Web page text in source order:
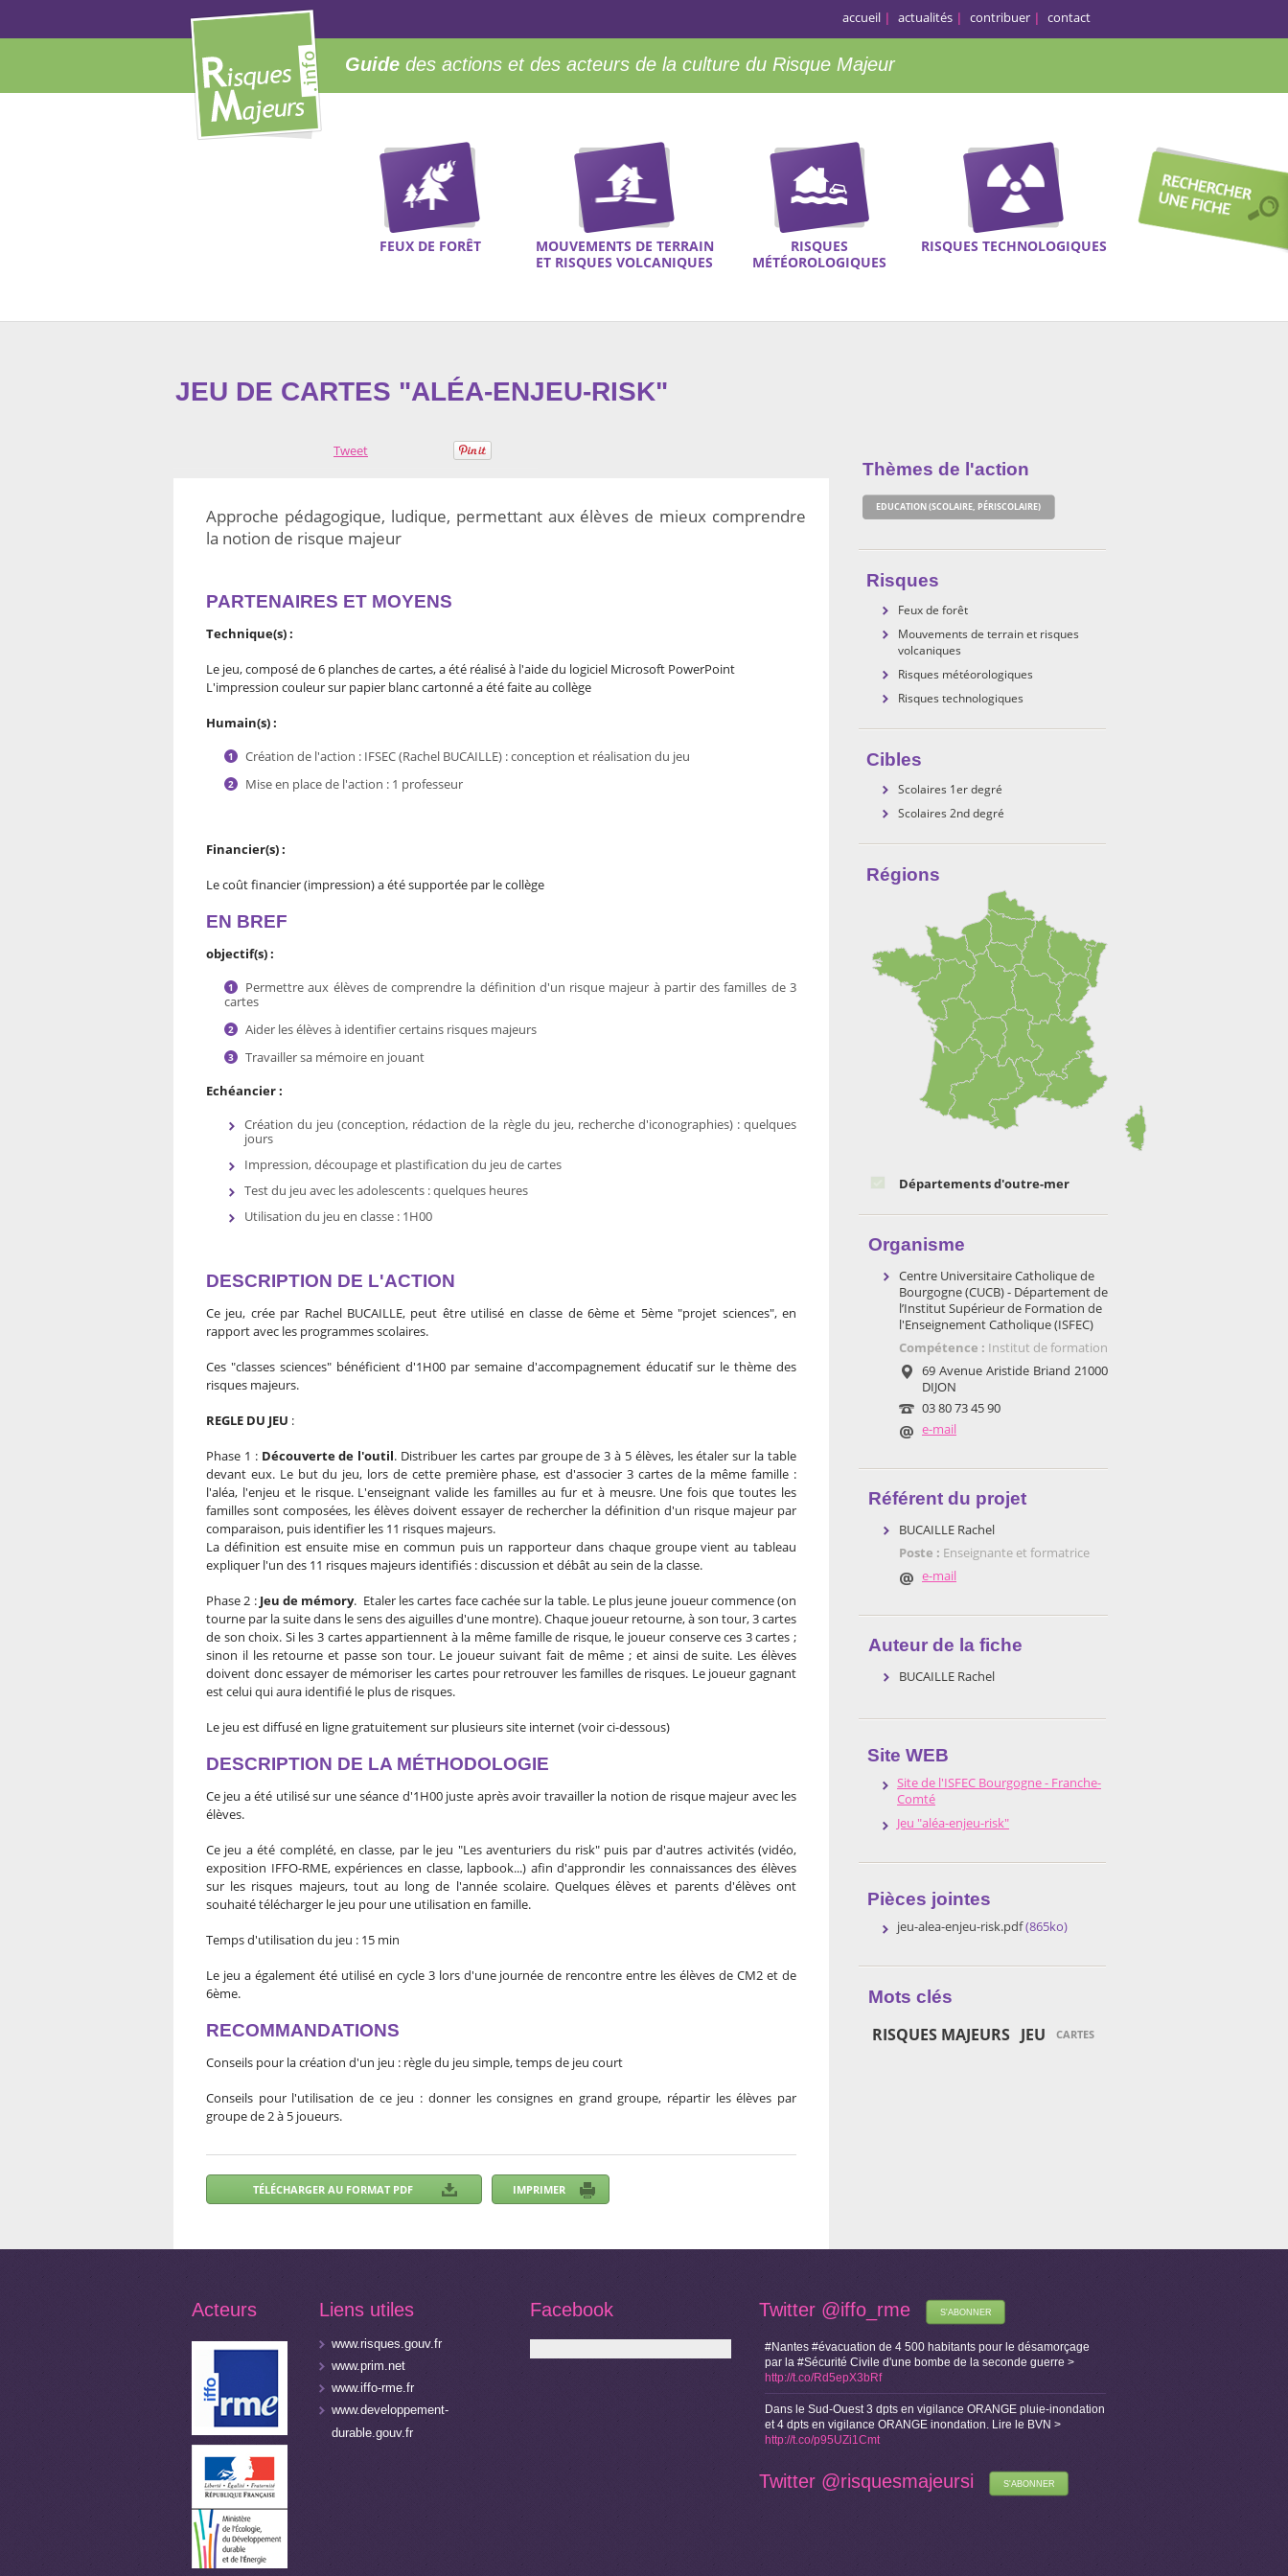
accueil actualités contribuer contact
Guide des actions et des acteurs de la culture du Risque Majeur
FEUX DE FORÊT
MOUVEMENTS DE TERRAIN
ET RISQUES VOLCANIQUES
RISQUES
MÉTÉOROLOGIQUES
RISQUES TECHNOLOGIQUES
JEU DE CARTES "ALÉA-ENJEU-RISK"
Tweet
Approche pédagogique, ludique, permettant aux élèves de mieux comprendre
la notion de risque majeur
PARTENAIRES ET MOYENS
Technique(s) :
Le jeu, composé de 6 planches de cartes, a été réalisé à l'aide du logiciel Microsoft PowerPoint
L'impression couleur sur papier blanccartonné a été faite au collège
Humain(s) :
Création de l'action : IFSEC (Rachel BUCAILLE) : conception et réalisation du jeu
Mise en place de l'action : 1 professeur
Financier(s) :
Le coût financier (impression) a été supportée par le collège
EN BREF
objectif(s) :
Permettre aux élèves de comprendre la définition d'un risque majeur à partir des familles de 3
cartes
Aider les élèves à identifier certains risques majeurs
Travailler sa mémoire en jouant
Echéancier :
Création du jeu (conception, rédaction de la règle du jeu, recherche d'iconographies) : quelques
jours
Impression, découpage et plastification du jeu de cartes
Test du jeu avec les adolescents : quelques heures
Utilisation du jeu en classe : 1H00
DESCRIPTION DE L'ACTION
Ce jeu, crée par Rachel BUCAILLE, peut être utilisé en classe de 6ème et 5ème "projet sciences", en
rapport avec les programmes scolaires.
Ces "classes sciences" bénéficient d'1H00 par semaine d'accompagnement éducatif sur le thème des
risques majeurs.
REGLE DU JEU :
Phase 1 : Découverte de l'outil. Distribuer les cartes par groupe de 3 à 5 élèves, les étaler sur la table
devant eux. Le but du jeu, lors de cette première phase, est d'associer 3 cartes de la même famille :
l'aléa, l'enjeu et le risque. L'enseignant valide les familles au fur et à meusre. Une fois que toutes les
familles sont composées, les élèves doivent essayer de rechercher la définition d'un risque majeur par
comparaison, puis identifier les 11 risques majeurs.
La définition est ensuite mise en commun puis un rapporteur dans chaque groupe vient au tableau
expliquer l'un des 11 risques majeurs identifiés : discussion et débât au sein de la classe.
Phase 2 : Jeu de mémory. Etaler les cartes face cachée sur la table. Le plus jeune joueur commence (on
tourne par la suite dans le sens des aiguilles d'une montre). Chaque joueur retourne, à son tour, 3 cartes
de son choix. Si les 3 cartes appartiennent à la même famille de risque, le joueur conserve ces 3 cartes ;
sinon il les retourne et passe son tour. Le joueur suivant fait de même ; et ainsi de suite. Les élèves
doivent donc essayer de mémoriser les cartes pour retrouver les familles de risques. Le joueur gagnant
est celui qui aura identifié le plus de risques.
Le jeu est diffusé en ligne gratuitement sur plusieurs site internet (voir ci-dessous)
DESCRIPTION DE LA MÉTHODOLOGIE
Ce jeu a été utilisé sur une séance d'1H00 juste après avoir travailler la notion de risque majeur avec les
élèves.
Ce jeu a été complété, en classe, par le jeu "Les aventuriers du risk" puis par d'autres activités (vidéo,
exposition IFFO-RME, expériences en classe, lapbook...) afin d'approndir les connaissances des élèves
sur les risques majeurs, tout au long de l'année scolaire. Quelques élèves et parents d'élèves ont
souhaité télécharger le jeu pour une utilisation en famille.
Temps d'utilisation du jeu : 15 min
Le jeu a également été utilisé en cycle 3 lors d'une journée de rencontre entre les élèves de CM2 et de
6ème.
RECOMMANDATIONS
Conseils pour la création d'un jeu : règle du jeu simple, temps de jeu court
Conseils pour l'utilisation de ce jeu : donner les consignes en grand groupe, répartir les élèves par
groupe de 2 à 5 joueurs.
Thèmes de l'action
EDUCATION (SCOLAIRE, PÉRISCOLAIRE)
Risques
Feux de forêt
Mouvements de terrain et risques
volcaniques
Risques météorologiques
Risques technologiques
Cibles
Scolaires 1er degré
Scolaires 2nd degré
Régions
Départements d'outre-mer
Organisme
Centre Universitaire Catholique de
Bourgogne (CUCB) - Département de
l’Institut Supérieur de Formation de
l'Enseignement Catholique (ISFEC)
Compétence : Institut de formation
69 Avenue Aristide Briand 21000
DIJON
03 80 73 45 90
e-mail
Référent du projet
BUCAILLE Rachel
Poste : Enseignante et formatrice
e-mail
Auteur de la fiche
BUCAILLE Rachel
Site WEB
Site de l'ISFEC Bourgogne - Franche-
Comté
Jeu "aléa-enjeu-risk"
Pièces jointes
jeu-alea-enjeu-risk.pdf(865ko)
Mots clés
RISQUES MAJEURS JEU CARTES
Acteurs Liens utiles
www.risques.gouv.fr
www.prim.net
www.iffo-rme.fr
www.developpement-
durable.gouv.fr
Facebook Twitter @iffo_rme S'ABONNER
#Nantes #évacuation de 4 500 habitants pour le désamorçage
par la #Sécurité Civile d'une bombe de la seconde guerre >
http://t.co/Rd5epX3bRf
Dans le Sud-Ouest 3 dpts en vigilance ORANGE pluie-inondation
et 4 dpts en vigilance ORANGE inondation. Lire le BVN >
http://t.co/p95UZi1Cmt
Twitter @risquesmajeursi S'ABONNER